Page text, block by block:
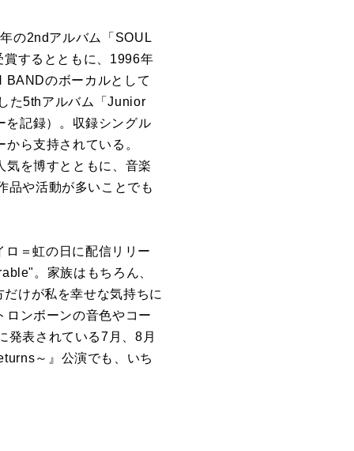
の2ndアルバム「SOUL
するとともに、1996年
BANDのボーカルとして
た5thアルバム「Junior
記録）。収録シングル
ら支持されている。
を博すとともに、音楽
品や活動が多いことでも
＝虹の日に配信リリー
。家族はもちろん、
けが私を幸せな気持ちに
ンボーンの音色やコー
発表されている7月、8月
～』公演でも、いち